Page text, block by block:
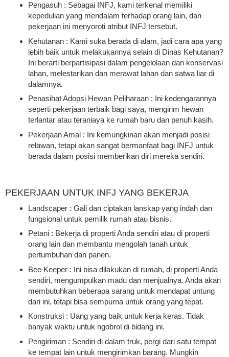
Pengasuh : Sebagai INFJ, kami terkenal memiliki
kepedulian yang mendalam terhadap orang lain, dan
pekerjaan ini menyoroti atribut INFJ tersebut.
Kehutanan : Kami suka berada di alam, jadi cara apa yang
lebih baik untuk melakukannya selain di Dinas Kehutanan?
Ini berarti berpartisipasi dalam pengelolaan dan konservasi
lahan, melestarikan dan merawat lahan dan satwa liar di
dalamnya.
Penasihat Adopsi Hewan Peliharaan : Ini kedengarannya
seperti pekerjaan terbaik bagi saya, mengirim hewan
terlantar atau teraniaya ke rumah baru dan penuh kasih.
Pekerjaan Amal : Ini kemungkinan akan menjadi posisi
relawan, tetapi akan sangat bermanfaat bagi INFJ untuk
berada dalam posisi memberikan diri mereka sendiri.
PEKERJAAN UNTUK INFJ YANG BEKERJA
Landscaper : Gali dan ciptakan lanskap yang indah dan
fungsional untuk pemilik rumah atau bisnis.
Petani : Bekerja di properti Anda sendiri atau di properti
orang lain dan membantu mengolah tanah untuk
pertumbuhan dan panen.
Bee Keeper : Ini bisa dilakukan di rumah, di properti Anda
sendiri, mengumpulkan madu dan menjualnya. Anda akan
membutuhkan beberapa sarang untuk mendapat untung
dari ini, tetapi bisa sempurna untuk orang yang tepat.
Konstruksi : Uang yang baik untuk kerja keras. Tidak
banyak waktu untuk ngobrol di bidang ini.
Pengiriman : Sendiri di dalam truk, pergi dari satu tempat
ke tempat lain untuk mengirimkan barang. Mungkin